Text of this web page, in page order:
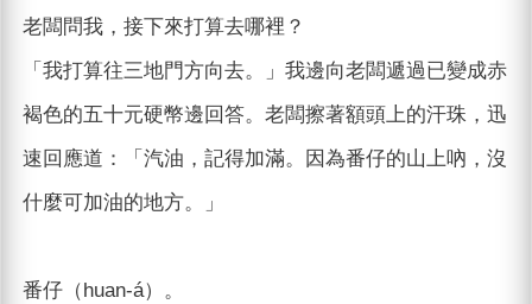
老闆問我，接下來打算去哪裡？
「我打算往三地門方向去。」我邊向老闆遞過已變成赤
褐色的五十元硬幣邊回答。老闆擦著額頭上的汗珠，迅
速回應道：「汽油，記得加滿。因為番仔的山上吶，沒
什麼可加油的地方。」
番仔（huan-á）。